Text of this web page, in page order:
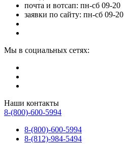
почта и вотсап: пн-сб 09-20
заявки по сайту: пн-сб 09-20
Мы в социальных сетях:
Наши контакты
8-(800)-600-5994
8-(800)-600-5994
8-(812)-984-5494